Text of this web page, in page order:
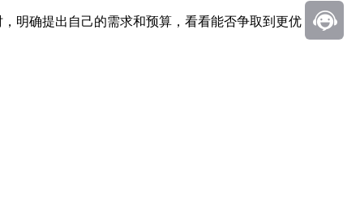
明确提出自己的需求和预算，看看能否争取到更优